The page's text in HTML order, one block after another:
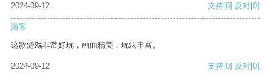
2024-09-12 支持[0] 反对[0]
游客
这款游戏非常好玩，画面精美，玩法丰富。
2024-09-12 支持[0] 反对[0]